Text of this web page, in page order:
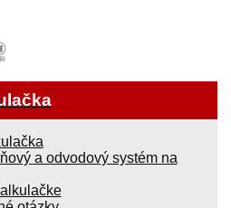
a odvodový systém na